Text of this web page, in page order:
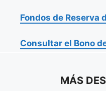
Fondos de Reserva
Consultar el Bono
MÁS